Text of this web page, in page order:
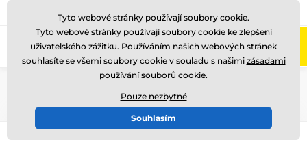
Zavolejte nám (Po-Pá 8-17)
Tyto webové stránky používají soubory cookie.
Tyto webové stránky používají soubory cookie ke zlepšení
uživatelského zážitku. Používáním našich webových stránek
souhlasíte se všemi soubory cookie v souladu s našimi zásadami
používání souborů cookie.
Pouze nezbytné
Souhlasím